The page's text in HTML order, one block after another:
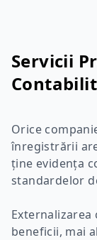
Servicii
Orice
înregistrării
ține evidența
standardelor
beneficii, mai